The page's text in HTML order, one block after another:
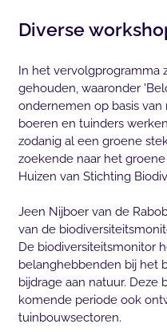
Diverse
In het vervolgprogramma
gehouden, waaronder
ondernemen op basis van
boeren en tuinders
zodanig al een groene
zoekende naar het
Huizen van Stichting
Jeen Nijboer van de
van de
De biodiversiteitsmonitor
belanghebbenden bij het
bijdrage aan natuur.
komende periode ook
tuinbouwsectoren.